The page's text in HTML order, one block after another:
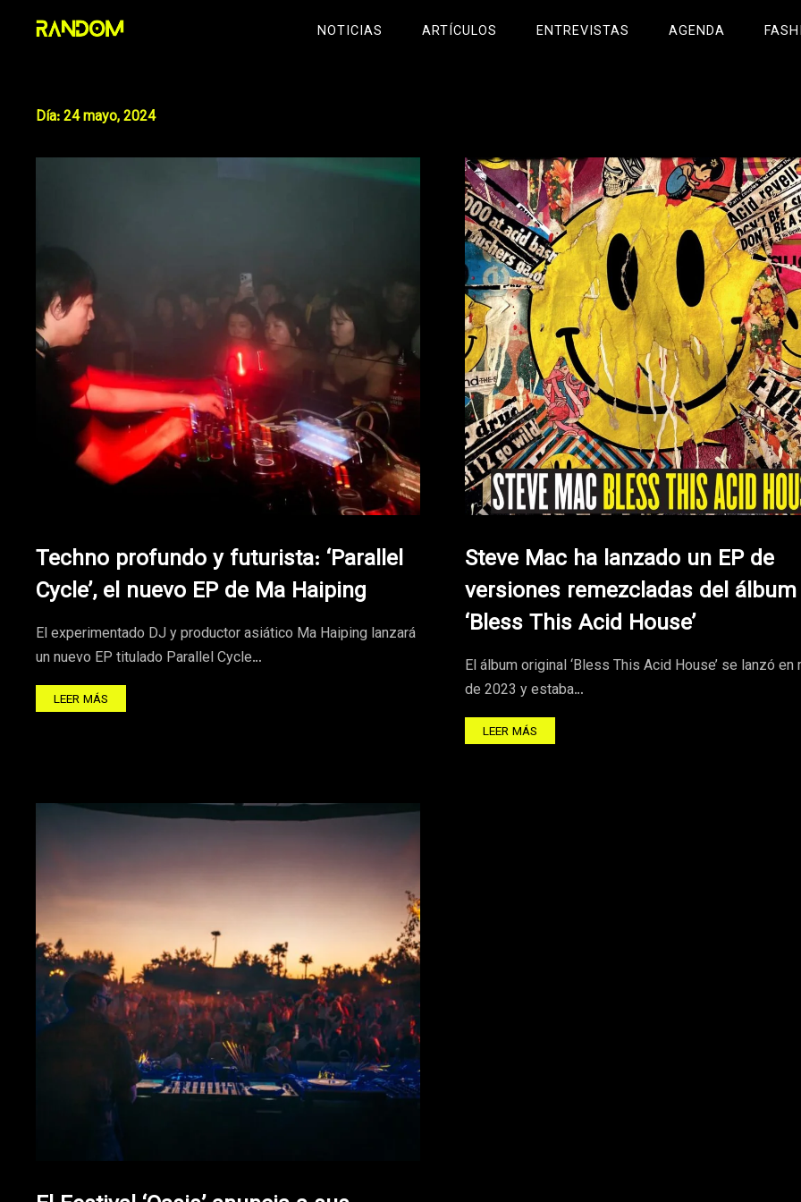
NOTICIAS ARTÍCULOS ENTREVISTAS AGENDA
Día:24 mayo, 2024
Techno profundo y futurista: ‘Parallel
Cycle’, el nuevo EP de Ma Haiping
El experimentado DJ y productor asiático Ma Haiping lanzará
un nuevo EP titulado Parallel Cycle…
LEER MÁS
Steve Mac ha lanzado un EP de
versiones remezcladas del álbum
‘Bless This Acid House’
El álbum original ‘Bless This Acid House’ se lanzó en
de 2023 y estaba…
LEER MÁS